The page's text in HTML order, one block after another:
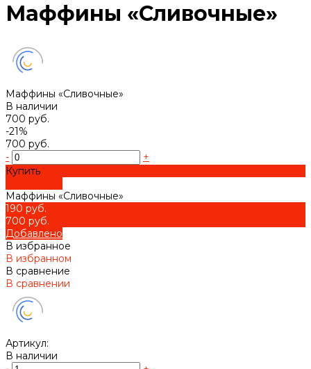
Маффины «Сливочные»
Маффины «Сливочные»
В наличии
700 руб.
-21%
700 руб.
-
+
Купить
Маффины «Сливочные»
190 руб.
700 руб.
Добавлено
В избранное
В избранном
В сравнение
В сравнении
Артикул:
В наличии